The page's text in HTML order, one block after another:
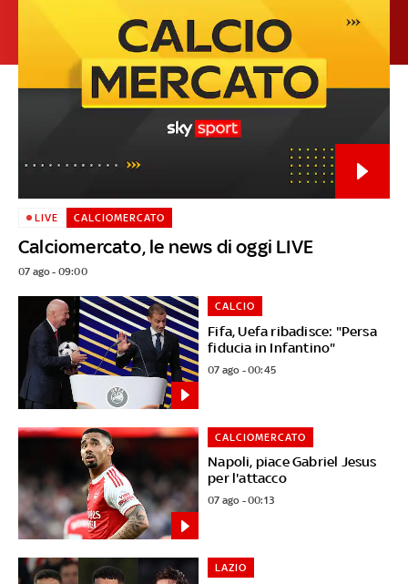
Calciomercato, le news di oggi LIVE
LIVE CALCIOMERCATO
07 ago - 09:00
Fifa, Uefa ribadisce: "Persa
fiducia in Infantino"
CALCIO
07 ago - 00:45
Napoli, piace Gabriel Jesus
per l'attacco
CALCIOMERCATO
07 ago - 00:13
LAZIO